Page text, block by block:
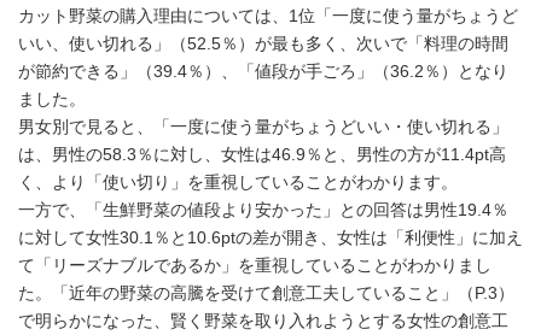
カット野菜の購入理由については、1位「一度に使う量がちょうど
いい、使い切れる」（52.5％）が最も多く、次いで「料理の時間
が節約できる」（39.4％）、「値段が手ごろ」（36.2％）となり
ました。
男女別で見ると、「一度に使う量がちょうどいい・使い切れる」
は、男性の58.3％に対し、女性は46.9％と、男性の方が11.4pt高
く、より「使い切り」を重視していることがわかります。
一方で、「生鮮野菜の値段より安かった」との回答は男性19.4％
に対して女性30.1％と10.6ptの差が開き、女性は「利便性」に加え
て「リーズナブルであるか」を重視していることがわかりまし
た。「近年の野菜の高騰を受けて創意工夫していること」（P.3）
で明らかになった、賢く野菜を取り入れようとする女性の創意工